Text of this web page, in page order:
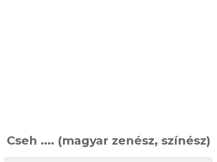
Cseh .... (magyar zenész, színész)